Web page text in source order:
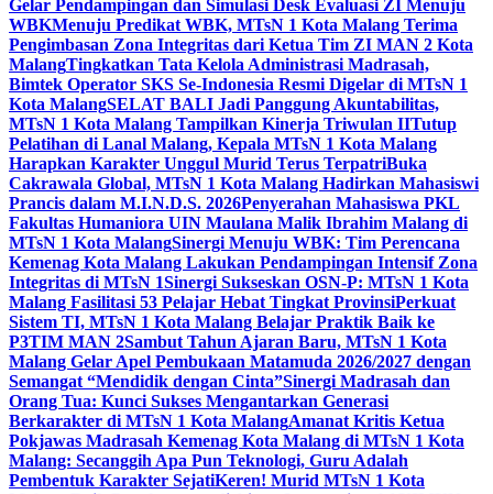
Gelar Pendampingan dan Simulasi Desk Evaluasi ZI Menuju
WBKMenuju Predikat WBK, MTsN 1 Kota Malang Terima
Pengimbasan Zona Integritas dari Ketua Tim ZI MAN 2 Kota
MalangTingkatkan Tata Kelola Administrasi Madrasah,
Bimtek Operator SKS Se-Indonesia Resmi Digelar di MTsN 1
Kota MalangSELAT BALI Jadi Panggung Akuntabilitas,
MTsN 1 Kota Malang Tampilkan Kinerja Triwulan IITutup
Pelatihan di Lanal Malang, Kepala MTsN 1 Kota Malang
Harapkan Karakter Unggul Murid Terus TerpatriBuka
Cakrawala Global, MTsN 1 Kota Malang Hadirkan Mahasiswi
Prancis dalam M.I.N.D.S. 2026Penyerahan Mahasiswa PKL
Fakultas Humaniora UIN Maulana Malik Ibrahim Malang di
MTsN 1 Kota MalangSinergi Menuju WBK: Tim Perencana
Kemenag Kota Malang Lakukan Pendampingan Intensif Zona
Integritas di MTsN 1Sinergi Sukseskan OSN-P: MTsN 1 Kota
Malang Fasilitasi 53 Pelajar Hebat Tingkat ProvinsiPerkuat
Sistem TI, MTsN 1 Kota Malang Belajar Praktik Baik ke
P3TIM MAN 2Sambut Tahun Ajaran Baru, MTsN 1 Kota
Malang Gelar Apel Pembukaan Matamuda 2026/2027 dengan
Semangat “Mendidik dengan Cinta”Sinergi Madrasah dan
Orang Tua: Kunci Sukses Mengantarkan Generasi
Berkarakter di MTsN 1 Kota MalangAmanat Kritis Ketua
Pokjawas Madrasah Kemenag Kota Malang di MTsN 1 Kota
Malang: Secanggih Apa Pun Teknologi, Guru Adalah
Pembentuk Karakter SejatiKeren! Murid MTsN 1 Kota